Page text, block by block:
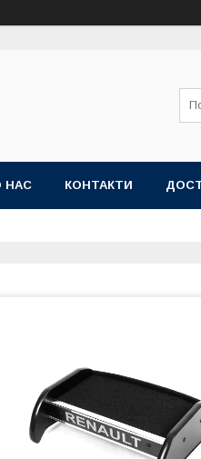
НАС КОНТАКТИ